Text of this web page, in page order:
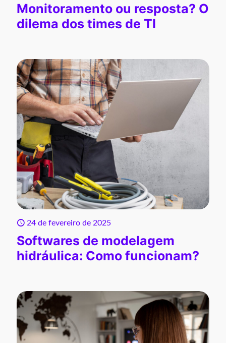
Monitoramento ou resposta? O
dilema dos times de TI
24 de fevereiro de 2025
Softwares de modelagem
hidráulica: Como funcionam?